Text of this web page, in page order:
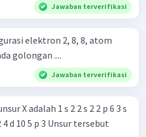
Jawaban terverifikasi
elektron 2, 8, 8, atom
golongan ....
Jawaban terverifikasi
s 2 2 s 2 2 p 6 3 s
Unsur tersebut